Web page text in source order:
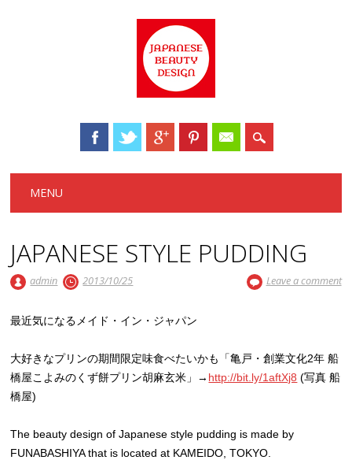
Main menu
MENU
JAPANESE STYLE PUDDING
admin 2013/10/25 Leave a comment
最近気になるメイド・イン・ジャパン
大好きなプリンの期間限定味食べたいかも「亀戸・創業文化2年 船
橋屋こよみのくず餅プリン胡麻玄米」→ http://bit.ly/1aftXj8 (写真 船
橋屋)
The beauty design of Japanese style pudding is made by
FUNABASHIYA that is located at KAMEIDO, TOKYO.